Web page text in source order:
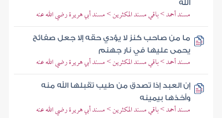
الله
مسند أحمد > باقي مسند المكثرين > مسند أبي هريرة رضي الله عنه
ما من صاحب كنز لا يؤدي حقه إلا جعل صفائح
يحمى عليها في نار جهنم
مسند أحمد > باقي مسند المكثرين > مسند أبي هريرة رضي الله عنه
إن العبد إذا تصدق من طيب تقبلها الله منه
وأخذها بيمينه
مسند أحمد > باقي مسند المكثرين > مسند أبي هريرة رضي الله عنه